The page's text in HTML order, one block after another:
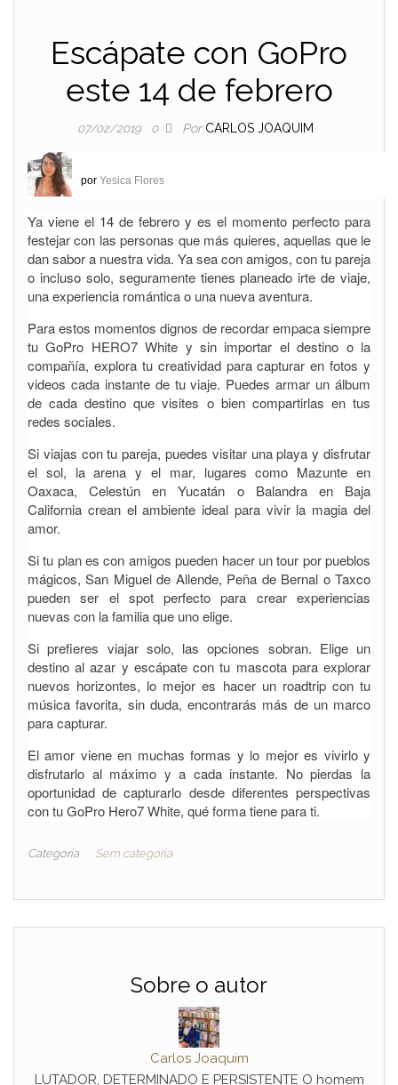
Escápate con GoPro
este 14 de febrero
07/02/2019 0 Por CARLOS JOAQUIM
por Yesica Flores
Ya viene el 14 de febrero y es el momento perfecto para
festejar con las personas que más quieres, aquellas que le
dan sabor a nuestra vida. Ya sea con amigos, con tu pareja
o incluso solo, seguramente tienes planeado irte de viaje,
una experiencia romántica o una nueva aventura.
Para estos momentos dignos de recordar empaca siempre
tu GoPro HERO7 White y sin importar el destino o la
compañía, explora tu creatividad para capturar en fotos y
videos cada instante de tu viaje. Puedes armar un álbum
de cada destino que visites o bien compartirlas en tus
redes sociales.
Si viajas con tu pareja, puedes visitar una playa y disfrutar
el sol, la arena y el mar, lugares como Mazunte en
Oaxaca, Celestún en Yucatán o Balandra en Baja
California crean el ambiente ideal para vivir la magia del
amor.
Si tu plan es con amigos pueden hacer un tour por pueblos
mágicos, San Miguel de Allende, Peña de Bernal o Taxco
pueden ser el spot perfecto para crear experiencias
nuevas con la familia que uno elige.
Si prefieres viajar solo, las opciones sobran. Elige un
destino al azar y escápate con tu mascota para explorar
nuevos horizontes, lo mejor es hacer un roadtrip con tu
música favorita, sin duda, encontrarás más de un marco
para capturar.
El amor viene en muchas formas y lo mejor es vivirlo y
disfrutarlo al máximo y a cada instante. No pierdas la
oportunidad de capturarlo desde diferentes perspectivas
con tu GoPro Hero7 White, qué forma tiene para ti.
Categoria Sem categoria
Sobre o autor
Carlos Joaquim
LUTADOR, DETERMINADO E PERSISTENTE O homem